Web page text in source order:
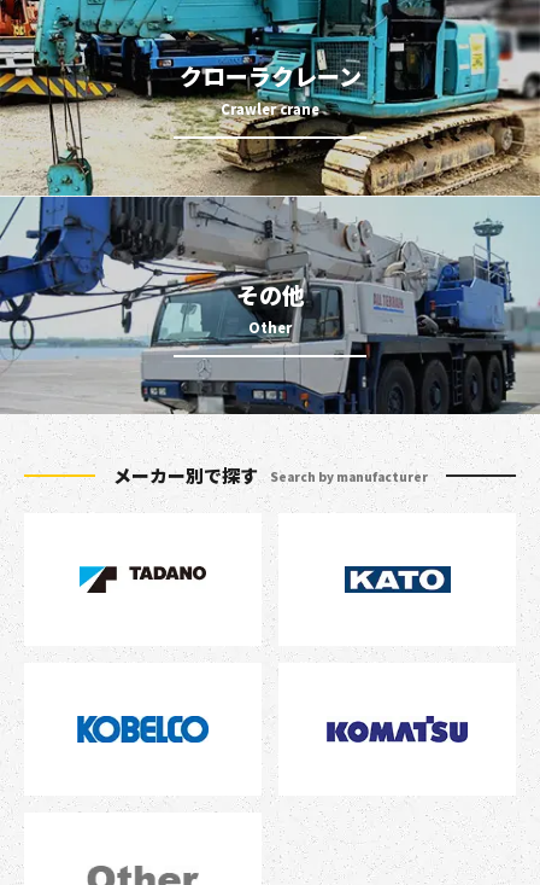
クローラクレーン
その他
メーカー別で探す Search by manufacturer